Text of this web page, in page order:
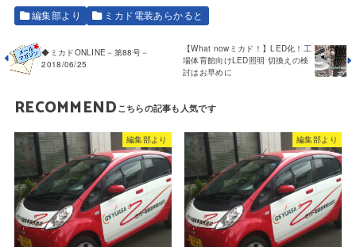
編集部より ミカド電装あらかると
【What nowミカド！】LED化！工
場体育館向けLED照明 切換えの検
討はお早めに
◆ミカドONLINE－第88号－
2018/06/25
RECOMMEND
編集部より 編集部より